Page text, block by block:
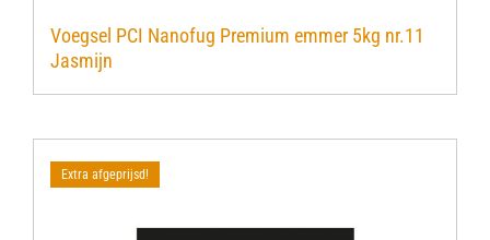
Voegsel PCI Nanofug Premium emmer 5kg nr.11
Jasmijn
Extra afgeprijsd!